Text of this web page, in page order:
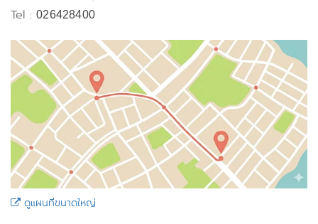
Tel :026428400
ดูแผนที่ขนาดใหญ่